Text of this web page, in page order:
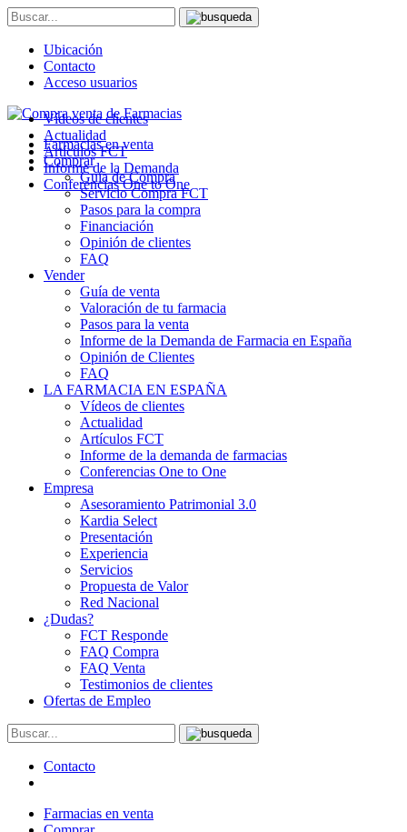
Ubicación
Contacto
Acceso usuarios
Farmacias en venta
Comprar
Guía de Compra
Servicio Compra FCT
Pasos para la compra
Financiación
Opinión de clientes
FAQ
Vender
Guía de venta
Valoración de tu farmacia
Pasos para la venta
Informe de la Demanda de Farmacia en España
Opinión de Clientes
FAQ
LA FARMACIA EN ESPAÑA
Vídeos de clientes
Actualidad
Artículos FCT
Informe de la demanda de farmacias
Conferencias One to One
Empresa
Asesoramiento Patrimonial 3.0
Kardia Select
Presentación
Experiencia
Servicios
Propuesta de Valor
Red Nacional
¿Dudas?
FCT Responde
FAQ Compra
FAQ Venta
Testimonios de clientes
Ofertas de Empleo
Contacto
Farmacias en venta
Vídeos de clientes
Actualidad
Artículos FCT
Informe de la Demanda
Conferencias One to One